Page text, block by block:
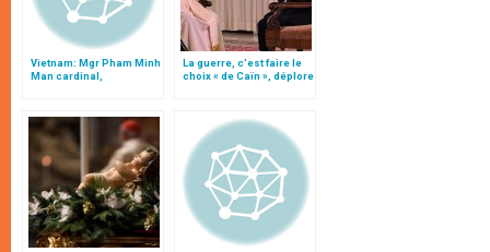
Vietnam: Mgr Pham Minh
Man cardinal,
La guerre, c’est faire le
choix « de Caïn », déplore